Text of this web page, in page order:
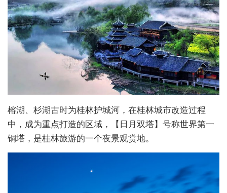
榕湖、杉湖古时为桂林护城河，在桂林城市改造过程
中，成为重点打造的区域，【日月双塔】号称世界第一
铜塔，是桂林旅游的一个夜景观赏地。